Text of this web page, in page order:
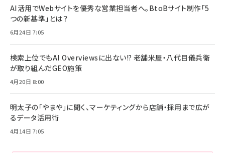
AI活用でWebサイトを優秀な営業担当者へ。BtoBサイト制作「5
つの新基準」とは？
6月24日 7:05
検索上位でもAI Overviewsに出ない!? 老舗米屋・八代目儀兵衛
が取り組んだGEO施策
4月20日 8:00
明太子の「やまや」に聞く、マーケティングから店舗・採用まで広が
るデータ活用術
4月14日 7:05